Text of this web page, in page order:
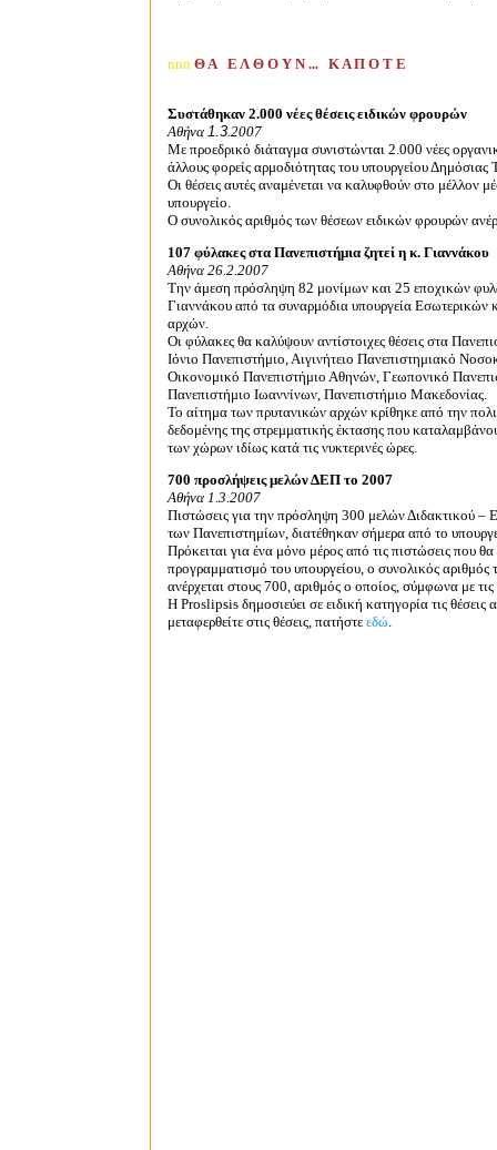
nnn Θ Α Ε Λ Θ Ο Υ Ν ... Κ Α Π Ο Τ Ε
Συστάθηκαν 2.000 νέες θέσεις ειδικών φρουρών
Αθήνα 1.3.2007
Με προεδρικό διάταγμα συνιστώνται 2.000 νέες
άλλους φορείς αρμοδιότητας του υπουργείου Δημόσιας
Οι θέσεις αυτές αναμένεται να καλυφθούν στο μέλλον
υπουργείο.
Ο συνολικός αριθμός των θέσεων ειδικών φρουρών
107 φύλακες στα Πανεπιστήμια ζητεί η κ. Γιαννάκου
Aθήνα 26.2.2007
Tην άμεση πρόσληψη 82 μονίμων και 25 εποχικών
Γιαννάκου από τα συναρμόδια υπουργεία
αρχών.
Οι φύλακες θα καλύψουν αντίστοιχες θέσεις στα
Ιόνιο Πανεπιστήμιο, Αιγινήτειο Πανεπιστημιακό
Οικονομικό Πανεπιστήμιο Αθηνών, Γεωπονικό
Πανεπιστήμιο Ιωαννίνων, Πανεπιστήμιο Μακεδονίας.
Το αίτημα των πρυτανικών αρχών κρίθηκε από την
δεδομένης της στρεμματικής έκτασης που
των χώρων ιδίως κατά τις νυκτερινές ώρες.
700 προσλήψεις μελών ΔΕΠ το 2007
Αθήνα 1.3.2007
Πιστώσεις για την πρόσληψη 300 μελών Διδακτικού
των Πανεπιστημίων, διατέθηκαν σήμερα από το
Πρόκειται για ένα μόνο μέρος από τις πιστώσεις που
προγραμματισμό του υπουργείου, ο συνολικός
ανέρχεται στους 700, αριθμός ο οποίος, σύμφωνα με
Η Proslipsis δημοσιεύει σε ειδική κατηγορία τις
μεταφερθείτε στις θέσεις, πατήστε εδώ.